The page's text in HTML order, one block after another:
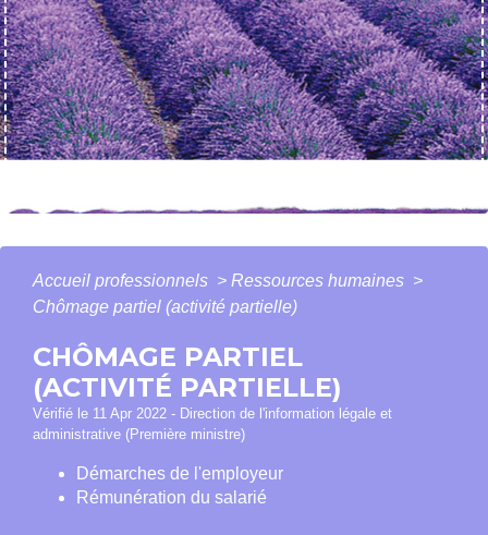
Accueil professionnels > Ressources humaines >
Chômage partiel (activité partielle)
CHÔMAGE PARTIEL
(ACTIVITÉ PARTIELLE)
Vérifié le 11 Apr 2022 - Direction de l'information légale et
administrative (Première ministre)
Démarches de l'employeur
Rémunération du salarié